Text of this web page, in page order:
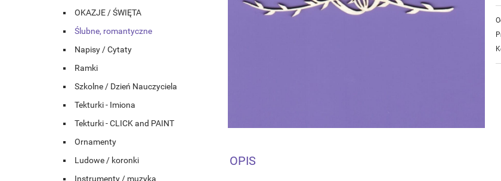
OKAZJE / ŚWIĘTA
Ślubne, romantyczne
Napisy / Cytaty
Ramki
Szkolne / Dzień Nauczyciela
Tekturki - Imiona
Tekturki - CLICK and PAINT
Ornamenty
Ludowe / koronki
Instrumenty / muzyka
OPIS